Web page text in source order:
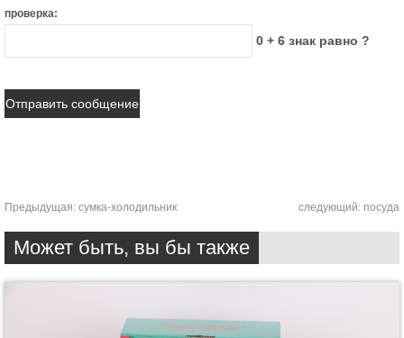
проверка:
0 + 6 знак равно ?
Предыдущая: сумка-холодильник следующий: посуда
Может быть, вы бы также